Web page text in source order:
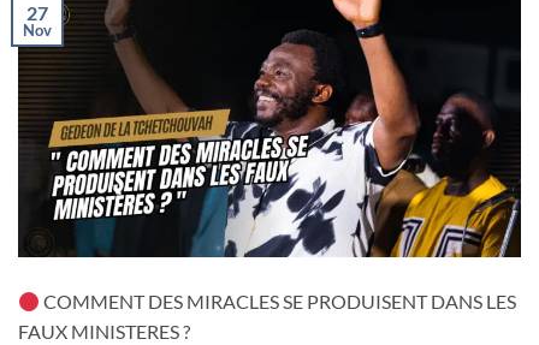
27
Nov
COMMENT DES MIRACLES SE PRODUISENT DANS LES
FAUX MINISTERES ?